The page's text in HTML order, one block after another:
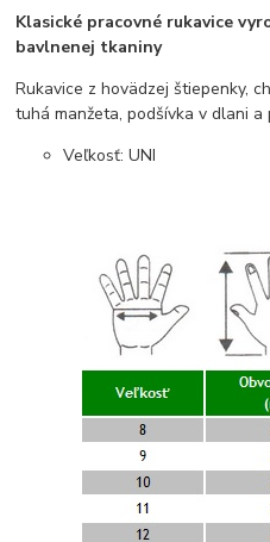
Klasické pracovné rukavice
bavlnenej tkaniny
Rukavice z hovädzej štiepenky,
tuhá manžeta, podšívka v dlani a
Veľkosť: UNI